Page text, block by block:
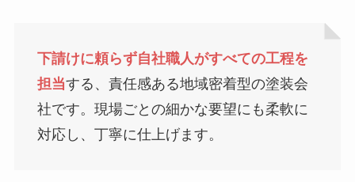
下請けに頼らず自社職人がすべての工程を
担当する、責任感ある地域密着型の塗装会
社です。現場ごとの細かな要望にも柔軟に
対応し、丁寧に仕上げます。